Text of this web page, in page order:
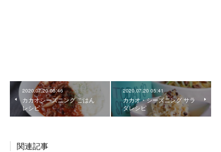
2020.07.20 05:46
カカオシーズニング ごはん
レシピ
2020.07.20 05:41
カカオ・シーズニング サラ
ダレシピ
関連記事